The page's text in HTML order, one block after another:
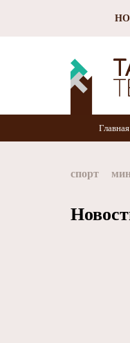
Главная
спорт